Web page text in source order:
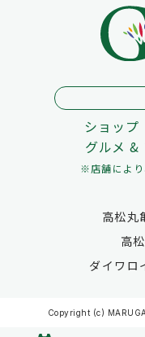
ショップ
グルメ &
※店舗により
高松丸
高
ダイワロ
Copyright (c)